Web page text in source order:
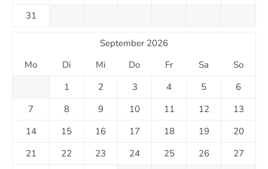
31
September 2026
Mo
Di Mi Do Fr Sa
So
1
2 3 4 5
6
7
8 9 10 11 12
13
14
15 16 17 18 19
20
21
22 23 24 25 26
27